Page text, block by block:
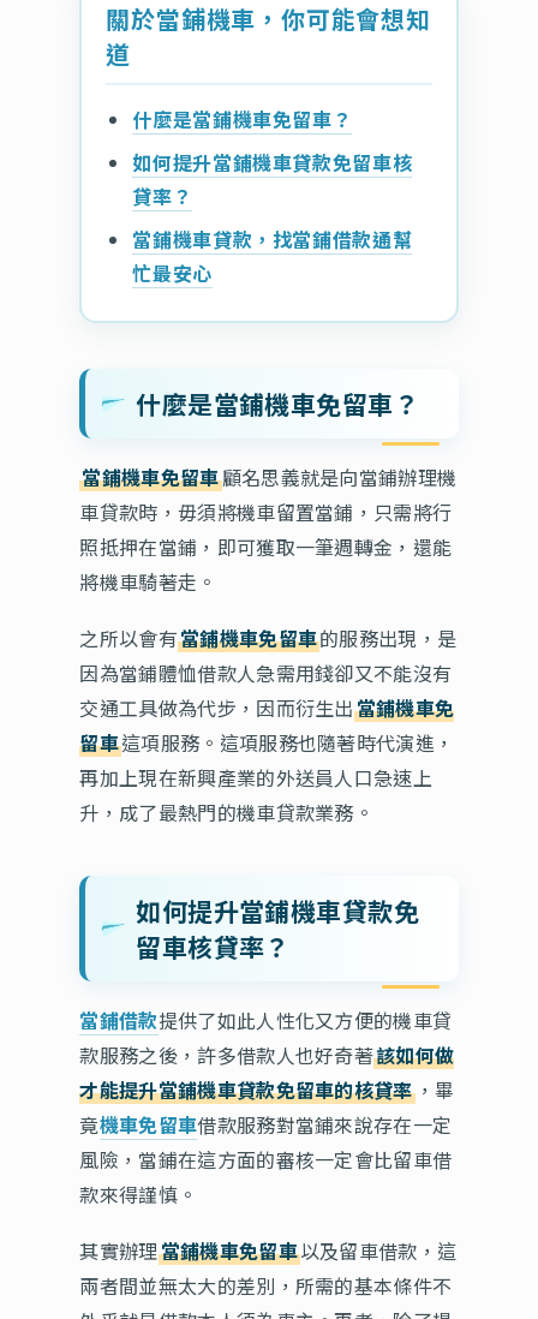
關於當鋪機車，你可能會想知
道
什麼是當鋪機車免留車？
如何提升當鋪機車貸款免留車核
貸率？
當鋪機車貸款，找當鋪借款通幫
忙最安心
什麼是當鋪機車免留車？
當鋪機車免留車顧名思義就是向當鋪辦理機
車貸款時，毋須將機車留置當鋪，只需將行
照抵押在當鋪，即可獲取一筆週轉金，還能
將機車騎著走。
之所以會有當鋪機車免留車的服務出現，是
因為當鋪體恤借款人急需用錢卻又不能沒有
交通工具做為代步，因而衍生出當鋪機車免
留車這項服務。這項服務也隨著時代演進，
再加上現在新興產業的外送員人口急速上
升，成了最熱門的機車貸款業務。
如何提升當鋪機車貸款免
留車核貸率？
當鋪借款提供了如此人性化又方便的機車貸
款服務之後，許多借款人也好奇著該如何做
才能提升當鋪機車貸款免留車的核貸率，畢
竟機車免留車借款服務對當鋪來說存在一定
風險，當鋪在這方面的審核一定會比留車借
款來得謹慎。
其實辦理當鋪機車免留車以及留車借款，這
兩者間並無太大的差別，所需的基本條件不